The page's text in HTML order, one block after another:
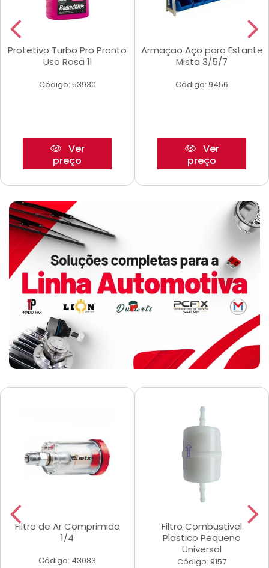
Protetivo Turbo Pro Pronto
Uso Rosa 1l
Código: 53930
Ver
preço
Armaçao Aço para Estante
Mista 3/5/7
Código: 9456
Ver
preço
Filtro de Ar Comprimido
1/4
Código: 43083
Filtro Combustivel
Plastico Pequeno
Universal
Código: 9157